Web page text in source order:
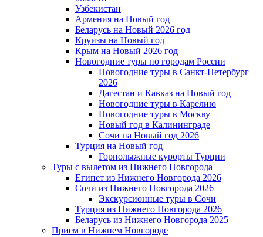
Узбекистан
Армения на Новый год
Беларусь на Новый 2026 год
Круизы на Новый год
Крым на Новый 2026 год
Новогодние туры по городам России
Новогодние туры в Санкт-Петербург
2026
Дагестан и Кавказ на Новый год
Новогодние туры в Карелию
Новогодние туры в Москву
Новый год в Калининграде
Сочи на Новый год 2026
Турция на Новый год
Горнолыжные курорты Турции
Туры с вылетом из Нижнего Новгорода
Египет из Нижнего Новгорода 2026
Сочи из Нижнего Новгорода 2026
Экскурсионные туры в Сочи
Турция из Нижнего Новгорода 2026
Беларусь из Нижнего Новгорода 2025
Прием в Нижнем Новгороде